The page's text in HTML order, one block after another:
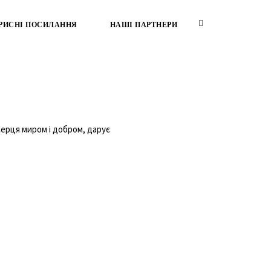
ПОСИЛАННЯ НАШІ ПАРТНЕРИ
миром і добром, дарує